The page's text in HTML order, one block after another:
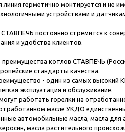
линия герметично монтируется и не
устройствами и
постоянно стремится к
и удобства клиентов.
котлов СТАВПЕЧЬ
стандарты качества.
- один из самых высокий
эксплуатация и обслуживание.
работать горелки на
масле УКДО
автомобильные масла, масла для
масла растительного